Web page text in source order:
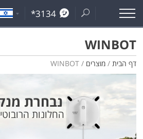
*3134
WINBOT
דף הבית /מוצרים / WINBOT
נבחרת
החלונות